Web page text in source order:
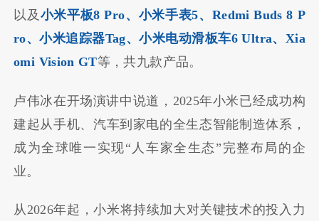
以及 小米平板8 Pro、小米手表5、Redmi Buds 8 P
ro、小米追踪器Tag、小米电动滑板车6 Ultra、Xia
omi Vision GT等，共九款产品。
卢伟冰在开场演讲中说道，2025年小米已经成功构
建起从手机、汽车到家电的全生态智能制造体系，
成为全球唯一实现“人车家全生态”完整布局的企
业。
从2026年起，小米将持续加大对关键技术的投入力